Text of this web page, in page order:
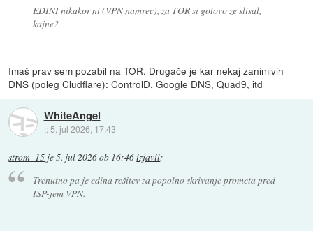
EDINI nikakor ni (VPN namrec), za TOR si gotovo ze slisal,
kajne?
Imaš prav sem pozabil na TOR. Drugače je kar nekaj zanimivih
DNS (poleg Cludflare): ControlD, Google DNS, Quad9, itd
WhiteAngel
:: 5. jul 2026, 17:43
strom_15 je5. jul 2026 ob 16:46izjavil:
Trenutno pa je edina rešitev za popolno skrivanje prometa pred
ISP-jem VPN.